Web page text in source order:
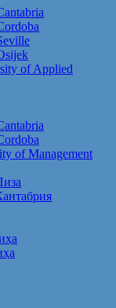
of Applied
of Management